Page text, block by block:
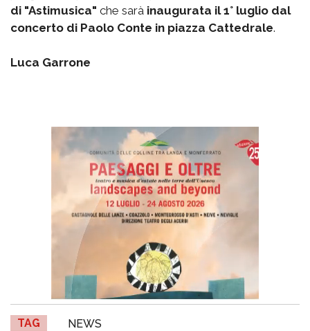
di "Astimusica" che sarà inaugurata il 1° luglio dal
concerto di Paolo Conte in piazza Cattedrale.
Luca Garrone
TAG NEWS